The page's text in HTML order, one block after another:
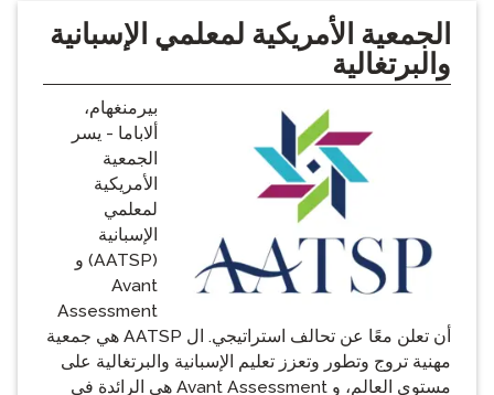
الجمعية الأمريكية لمعلمي الإسبانية
والبرتغالية
بيرمنغهام،
ألاباما - يسر
الجمعية
الأمريكية
لمعلمي
الإسبانية
(AATSP) و
Avant
Assessment
أن تعلن معًا عن تحالف استراتيجي. ال AATSP هي جمعية
مهنية تروج وتطور وتعزز تعليم الإسبانية والبرتغالية على
مستوى العالم، و Avant Assessment هي الرائدة في